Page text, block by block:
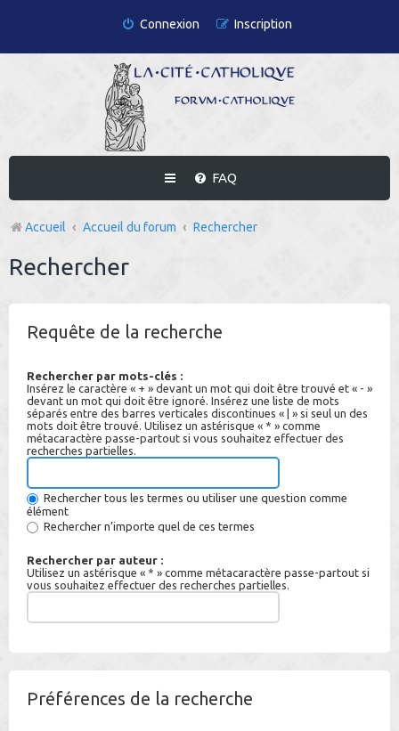
Connexion Inscription
FAQ
Accueil Accueil du forum Rechercher
Rechercher
Requête de la recherche
Rechercher par mots-clés :
Insérez le caractère « + » devant un mot qui doit être trouvé et « - »
devant un mot qui doit être ignoré. Insérez une liste de mots
séparés entre des barres verticales discontinues « | » si seul un des
mots doit être trouvé. Utilisez un astérisque « * » comme
métacaractère passe-partout si vous souhaitez effectuer des
recherches partielles.
Rechercher tous les termes ou utiliser une question comme
élément
Rechercher n’importe quel de ces termes
Rechercher par auteur :
Utilisez un astérisque « * » comme métacaractère passe-partout si
vous souhaitez effectuer des recherches partielles.
Préférences de la recherche